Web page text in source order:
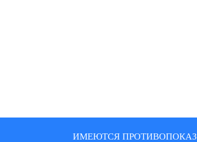
ИМЕЮТСЯ